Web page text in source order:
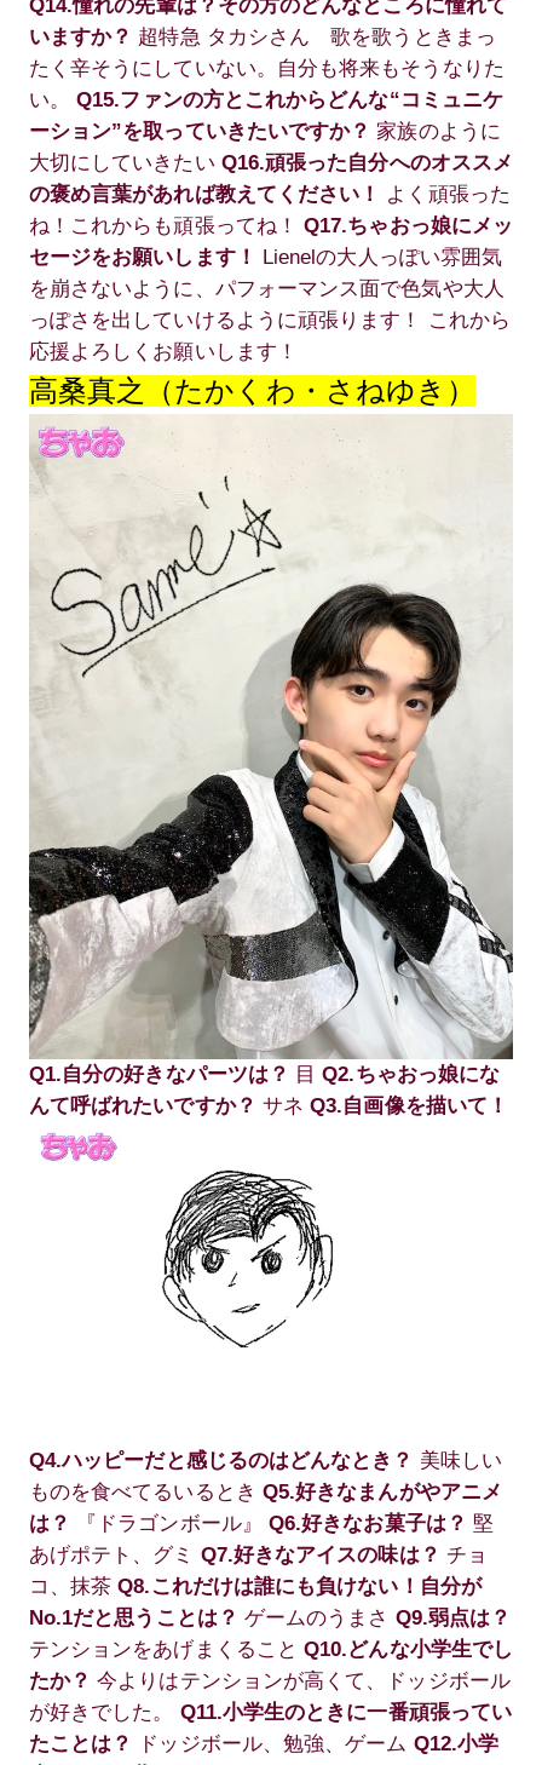
Q14.憧れの先輩は？その方のどんなところに憧れて
いますか？ 超特急 タカシさん 歌を歌うときまっ
たく辛そうにしていない。自分も将来もそうなりた
い。Q15.ファンの方とこれからどんな“コミュニケ
ーション”を取っていきたいですか？ 家族のように
大切にしていきたい Q16.頑張った自分へのオススメ
の褒め言葉があれば教えてください！
よく頑張った
ね！これからも頑張ってね！Q17.ちゃおっ娘にメッ
セージをお願いします！
Lienelの大人っぽい雰囲気
を崩さないように、パフォーマンス面で色気や大人
っぽさを出していけるように頑張ります！ これから
応援よろしくお願いします！
高桑真之（たかくわ・さねゆき）
Q1.自分の好きなパーツは？ 目Q2.ちゃおっ娘にな
んて呼ばれたいですか？ サネQ3.自画像を描いて！
Q4.ハッピーだと感じるのはどんなとき？ 美味しい
ものを食べてるいるとき Q5.好きなまんがやアニメ
は？
『ドラゴンボール』 Q6.好きなお菓子は？ 堅
あげポテト、グミ Q7.好きなアイスの味は？ チョ
コ、抹茶Q8.これだけは誰にも負けない！自分が
No.1だと思うことは？ ゲームのうまさ Q9.弱点は？
テンションをあげまくることQ10.どんな小学生でし
たか？ 今よりはテンションが高くて、ドッジボール
が好きでした。 Q11.小学生のときに一番頑張ってい
たことは？
ドッジボール、勉強、ゲーム Q12.小学